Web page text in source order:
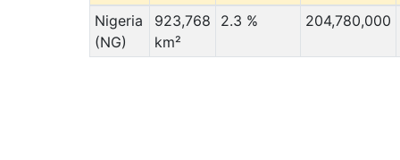
Nigeria
(NG)
923,768
km²
2.3 % 204,780,000